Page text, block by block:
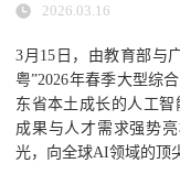
2026.03.16
3月15日，由教育部与
粤”2026年春季大型综
东省本土成长的人工
成果与人才需求强势
光，向全球AI领域的顶